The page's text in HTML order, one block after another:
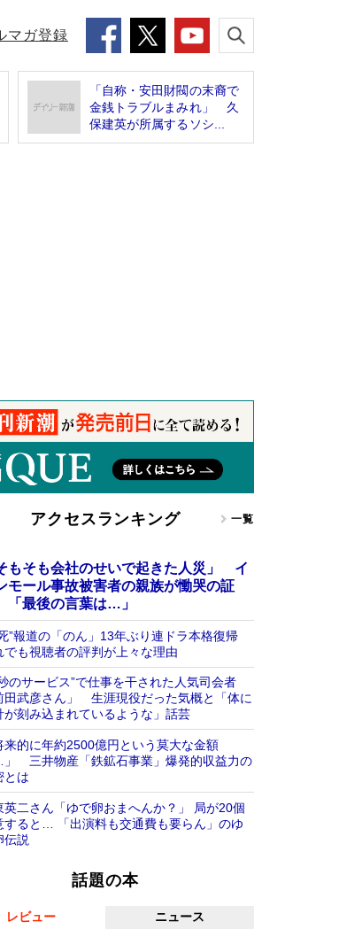
マガ登録
「自称・安田財閥の末裔で
金銭トラブルまみれ」 久
保建英が所属するソシ...
アクセスランキング 一覧
もそも会社のせいで起きた人災」 イ
モール事故被害者の親族が慟哭の証
最後の言葉は…」
”報道の「のん」13年ぶり連ドラ本格復帰
でも視聴者の評判が上々な理由
のサービス”で仕事を干された人気司会者
田武彦さん」 生涯現役だった気概と「体に
が刻み込まれているような」話芸
来的に年約2500億円という莫大な金額
三井物産「鉄鉱石事業」爆発的収益力の
とは
英二さん「ゆで卵おまへんか？」 局が20個
すると… 「出演料も交通費も要らん」のゆ
伝説
話題の本
レビュー ニュース